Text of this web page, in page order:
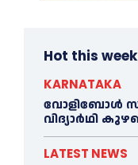
Hot this week
KARNATAKA
വോളിബോൾ
വിദ്യാർഥി
LATEST NEWS